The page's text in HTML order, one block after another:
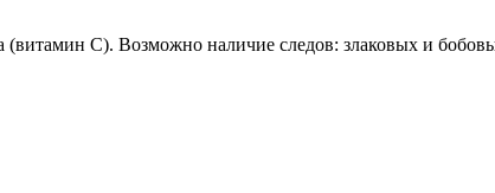
(витамин С). Возможно наличие следов: злаковых и